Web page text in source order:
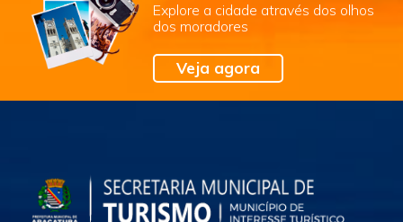
Explore a cidade através dos olhos
dos moradores
Veja agora